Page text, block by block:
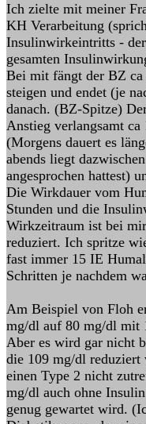
Ich zielte mit meiner
KH Verarbeitung
Insulinwirkeintritts -
gesamten
Bei mit fängt der BZ ca
steigen und endet (je
danach. (BZ-Spitze)
Anstieg verlangsamt
(Morgens dauert es
abends liegt
angesprochen hattest)
Die Wirkdauer vom
Stunden und die
Wirkzeitraum ist bei
reduziert. Ich spritze
fast immer 15 IE
Schritten je nachdem
Am Beispiel von Floh
mg/dl auf 80 mg/dl mit
Aber es wird gar nicht
die 109 mg/dl reduziert
einen Type 2 nicht
mg/dl auch ohne
genug gewartet wird.